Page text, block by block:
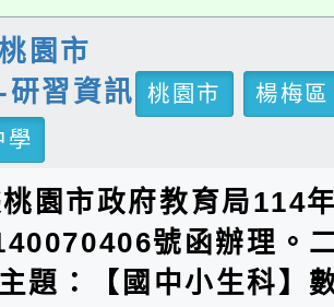
園市
研習資訊
桃園市
楊梅區
學
園市政府教育局114
號函辦理。
題：【國中小生科】